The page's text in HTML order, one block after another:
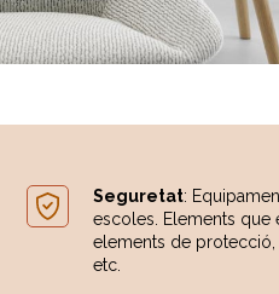
Seguretat:
escoles. Elements que
elements de
etc.